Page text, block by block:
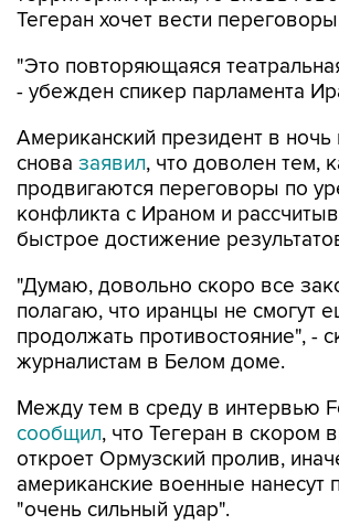
Тегеран хочет вести
"Это повторяющаяся
- убежден спикер парламента
Американский президент в ночь
снова заявил, что доволен тем,
продвигаются переговоры по
конфликта с Ираном и
быстрое достижение
"Думаю, довольно скоро все
полагаю, что иранцы не смогут
продолжать противостояние", -
журналистам в Белом доме.
Между тем в среду в интервью
сообщил, что Тегеран в скором
откроет Ормузский пролив,
американские военные нанесут
"очень сильный удар".